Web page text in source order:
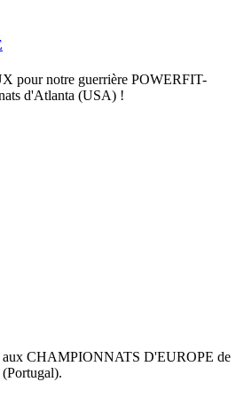
pour notre guerrière POWERFIT-
d'Atlanta (USA) !
CHAMPIONNATS D'EUROPE de